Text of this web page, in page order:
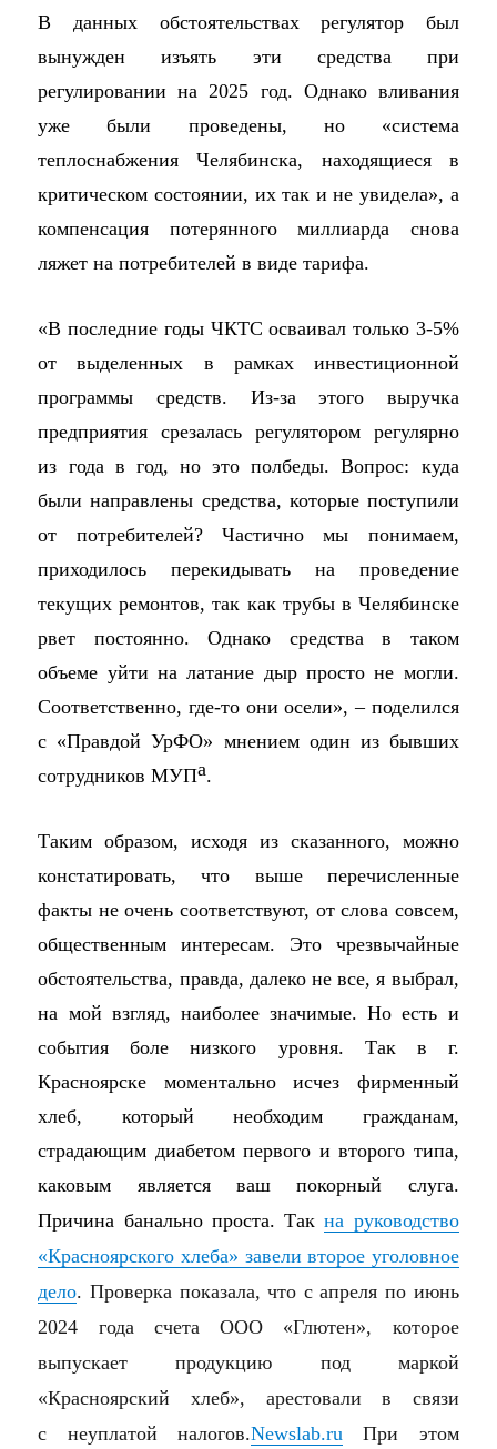
В данных обстоятельствах регулятор был
вынужден изъять эти средства при
регулировании на 2025 год. Однако вливания
уже были проведены, но «система
теплоснабжения Челябинска, находящиеся в
критическом состоянии, их так и не увидела», а
компенсация потерянного миллиарда снова
ляжет на потребителей в виде тарифа.
«В последние годы ЧКТС осваивал только 3-5%
от выделенных в рамках инвестиционной
программы средств. Из-за этого выручка
предприятия срезалась регулятором регулярно
из года в год, но это полбеды. Вопрос: куда
были направлены средства, которые поступили
от потребителей? Частично мы понимаем,
приходилось перекидывать на проведение
текущих ремонтов, так как трубы в Челябинске
рвет постоянно. Однако средства в таком
объеме уйти на латание дыр просто не могли.
Соответственно, где-то они осели», – поделился
с «Правдой УрФО» мнением один из бывших
сотрудников МУПа.
Таким образом, исходя из сказанного, можно
констатировать, что выше перечисленные
факты не очень соответствуют, от слова совсем,
общественным интересам. Это чрезвычайные
обстоятельства, правда, далеко не все, я выбрал,
на мой взгляд, наиболее значимые. Но есть и
события боле низкого уровня. Так в г.
Красноярске моментально исчез фирменный
хлеб, который необходим гражданам,
страдающим диабетом первого и второго типа,
каковым является ваш покорный слуга.
Причина банально проста. Такна руководство
«Красноярского хлеба» завели второе уголовное
дело. Проверка показала, что с апреля по июнь
2024 года счета ООО «Глютен», которое
выпускает продукцию под маркой
«Красноярский хлеб», арестовали в связи
с неуплатой налогов.Newslab.ru При этом